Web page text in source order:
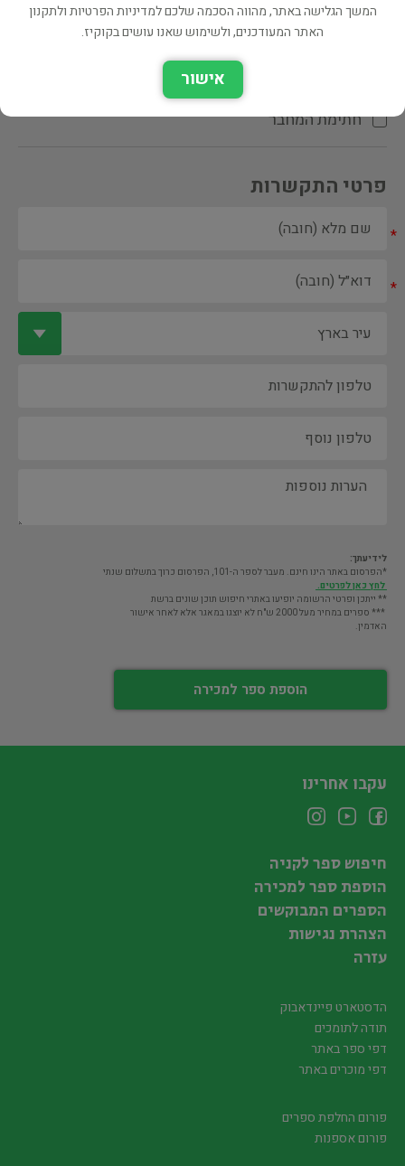
הקדשת המחבר\המתרגם
חתימת המחבר
פרטי התקשרות
*
*
לידיעתך:
*הפרסום באתר הינו חינם. מעבר לספר ה-101, הפרסום כרוך בתשלום שנתי
לחץ כאן לפרטים.
** ייתכן ופרטי הרשומה יופיעו באתרי חיפוש תוכן שונים ברשת
*** ספרים במחיר מעל 2000 ש"ח לא יוצגו במאגר אלא לאחר אישור
האדמין.
הוספת ספר למכירה
המשך הגלישה באתר, מהווה הסכמה שלכם למדיניות הפרטיות ולתקנון
האתר המעודכנים, ולשימוש שאנו עושים בקוקיז.
אישור
עקבו אחרינו
חיפוש ספר לקניה
הוספת ספר למכירה
הספרים המבוקשים
הצהרת נגישות
עזרה
הדסטארט פיינדאבוק
תודה לתומכים
דפי ספר באתר
דפי מוכרים באתר
פורום החלפת ספרים
פורום אספנות